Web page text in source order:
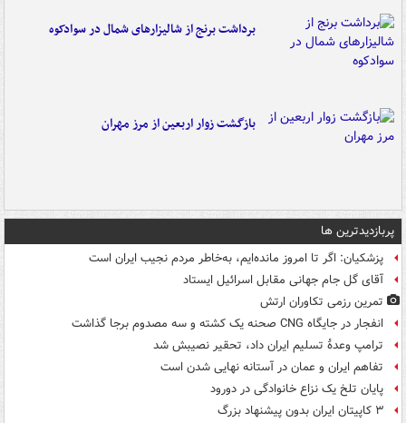
برداشت برنج از شالیزارهای شمال در سوادکوه
بازگشت زوار اربعین از مرز مهران
پربازدیدترین ها
پزشکیان: اگر تا امروز مانده‌ایم، به‌خاطر مردم نجیب ایران است
آقای گل جام جهانی مقابل اسرائیل ایستاد
تمرین رزمی تکاوران ارتش
انفجار در جایگاه CNG صحنه یک کشته و سه مصدوم برجا گذاشت
ترامپ وعدۀ تسلیم ایران داد، تحقیر نصیبش شد
تفاهم ایران و عمان در آستانه نهایی شدن است
پایان تلخ یک نزاع خانوادگی در دورود
۳ کاپیتان ایران بدون پیشنهاد بزرگ